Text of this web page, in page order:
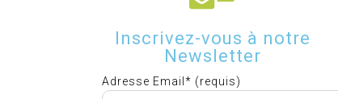
Inscrivez-vous à notre
Newsletter
Adresse Email* (requis)